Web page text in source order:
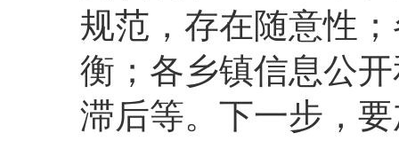
规范，存在随意性
衡；各乡镇信息公
滞后等。下一步，